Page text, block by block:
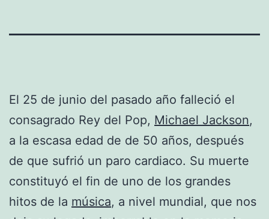
El 25 de junio del pasado año falleció el
consagrado Rey del Pop, Michael Jackson,
a la escasa edad de de 50 años, después
de que sufrió un paro cardiaco. Su muerte
constituyó el fin de uno de los grandes
hitos de la música, a nivel mundial, que nos